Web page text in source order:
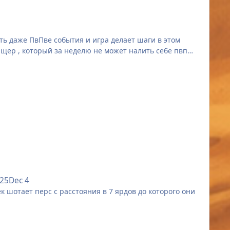
и заранее с неё ретировались.
даже ПвПве события и игра делает шаги в этом
, который за неделю не может налить себе пвп
вождя, а не плакать, что тебя сливают реи.
после выхода из инвиза.
Dec 4
перс с расстояния в 7 ярдов до которого они